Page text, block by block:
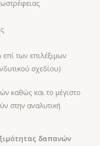
των επιλέξιμων
σχεδίου)
καθώς και το μέγιστο
στην αναλυτική
δαπανών